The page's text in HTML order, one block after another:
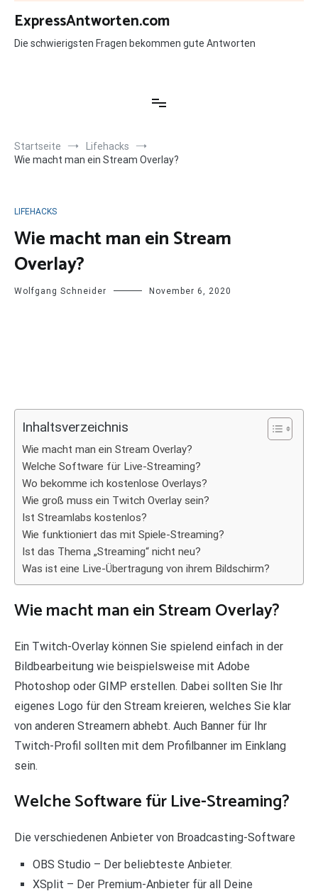
Zum
Inhalt
springen
ExpressAntworten.com
Die schwierigsten Fragen bekommen gute Antworten
Startseite
Lifehacks
Wie macht man ein Stream Overlay?
LIFEHACKS
Wie macht man ein Stream
Overlay?
Wolfgang Schneider November 6, 2020
Inhaltsverzeichnis
Wie macht man ein Stream Overlay?
Welche Software für Live-Streaming?
Wo bekomme ich kostenlose Overlays?
Wie groß muss ein Twitch Overlay sein?
Ist Streamlabs kostenlos?
Wie funktioniert das mit Spiele-Streaming?
Ist das Thema „Streaming“ nicht neu?
Was ist eine Live-Übertragung von ihrem Bildschirm?
Wie macht man ein Stream Overlay?
Ein Twitch-Overlay können Sie spielend einfach in der
Bildbearbeitung wie beispielsweise mit Adobe
Photoshop oder GIMP erstellen. Dabei sollten Sie Ihr
eigenes Logo für den Stream kreieren, welches Sie klar
von anderen Streamern abhebt. Auch Banner für Ihr
Twitch-Profil sollten mit dem Profilbanner im Einklang
sein.
Welche Software für Live-Streaming?
Die verschiedenen Anbieter von Broadcasting-Software
OBS Studio – Der beliebteste Anbieter.
XSplit – Der Premium-Anbieter für all Deine